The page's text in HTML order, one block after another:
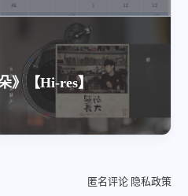
》【Hi-res】
匿名评论 隐私政策